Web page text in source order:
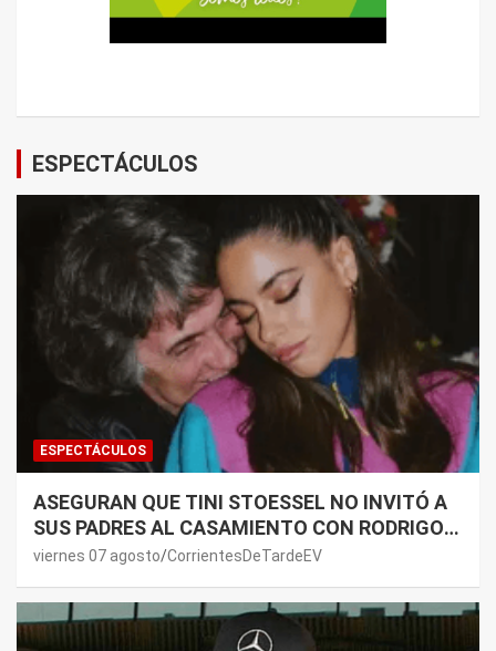
ESPECTÁCULOS
ESPECTÁCULOS
ASEGURAN QUE TINI STOESSEL NO INVITÓ A
SUS PADRES AL CASAMIENTO CON RODRIGO
DE PAUL: LOS MOTIVOS
viernes 07 agosto CorrientesDeTardeEV